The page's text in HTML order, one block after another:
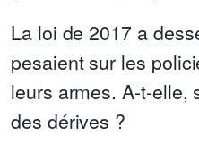
La loi de 2017 a
pesaient sur les
leurs armes. A-t-elle,
des dérives ?